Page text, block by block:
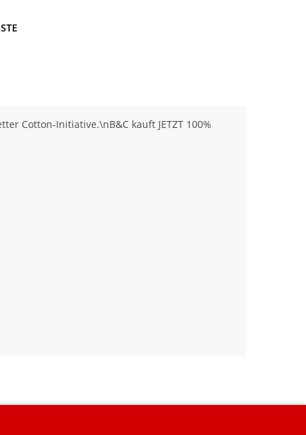
Cotton-Initiative.\nB&C kauft JETZT 100%